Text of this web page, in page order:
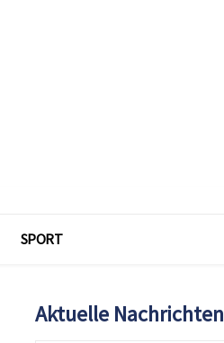
SPORT
Aktuelle Nachrichten